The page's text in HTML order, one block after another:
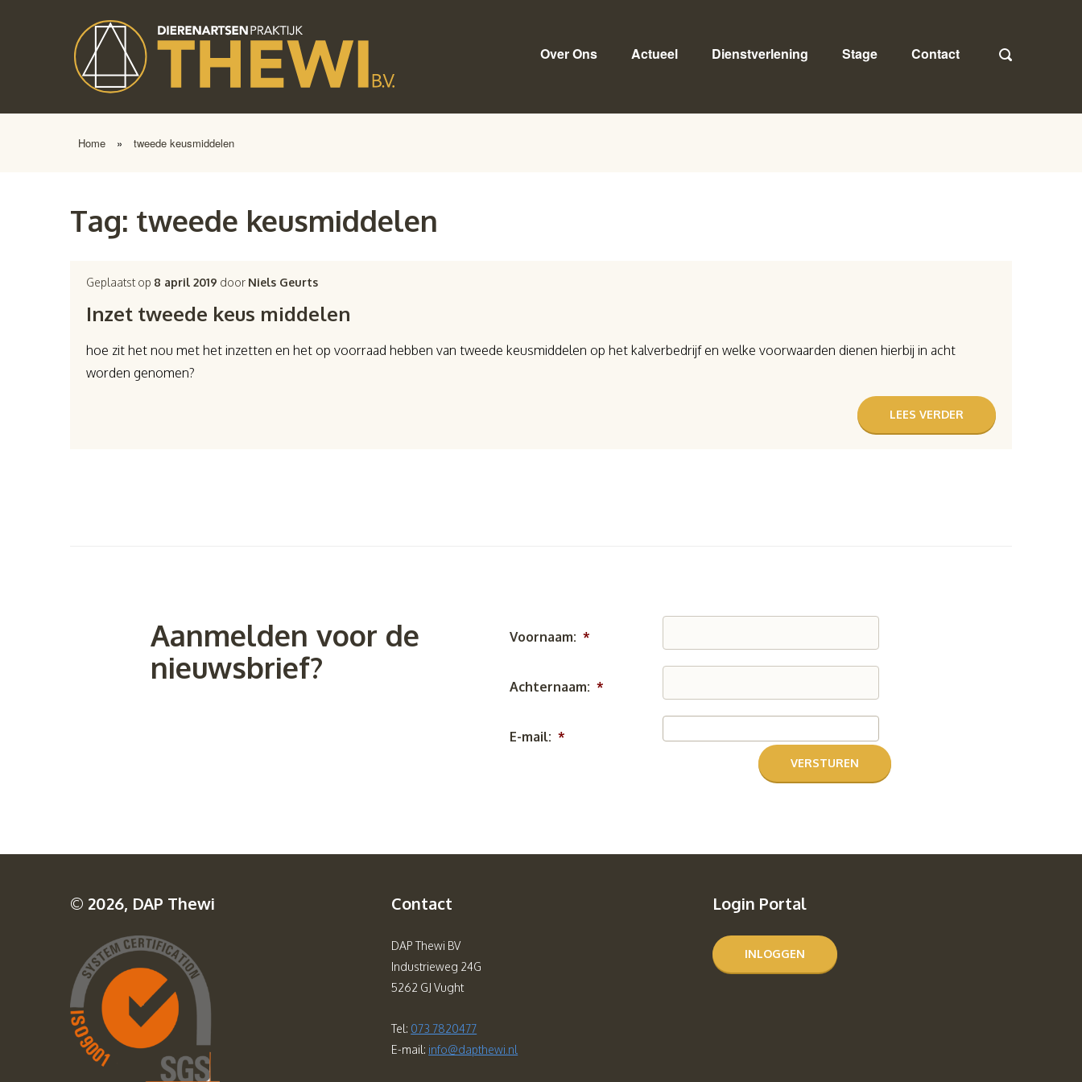
Over Ons Actueel Dienstverlening Stage Contact
Home » tweede keusmiddelen
Tag: tweede keusmiddelen
Geplaatst op 8 april 2019 door Niels Geurts
Inzet tweede keus middelen
hoe zit het nou met het inzetten en het op voorraad hebben van tweede keusmiddelen op het kalverbedrijf en welke voorwaarden dienen hierbij in acht
worden genomen?
LEES VERDER
Aanmelden voor de
nieuwsbrief?
Voornaam: *
Achternaam: *
E-mail: *
© 2026, DAP Thewi Contact
DAP Thewi BV
Industrieweg 24G
5262 GJ Vught
Tel: 073 7820477
E-mail: info@dapthewi.nl
Login Portal
INLOGGEN